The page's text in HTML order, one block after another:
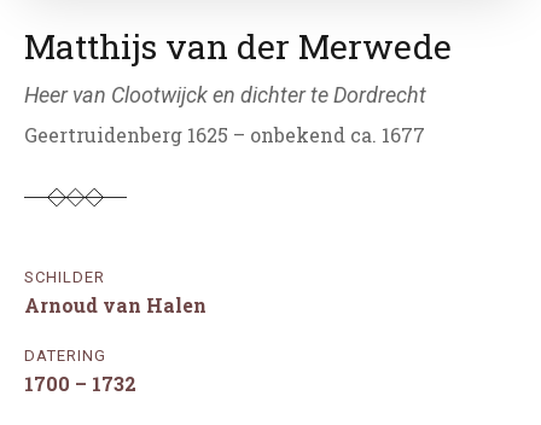
Matthijs van der Merwede
Heer van Clootwijck en dichter te Dordrecht
Geertruidenberg 1625 – onbekend ca. 1677
SCHILDER
Arnoud van Halen
DATERING
1700 – 1732